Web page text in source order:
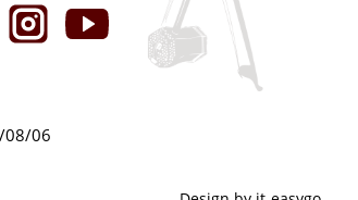
08/06